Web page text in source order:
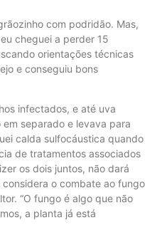
com podridão. Mas,
cheguei a perder 15
orientações técnicas
e conseguiu bons
infectados, e até uva
separado e levava para
calda sulfocáustica quando
de tratamentos associados
os dois juntos, não dará
considera o combate ao fungo
“O fungo é algo que não
a planta já está